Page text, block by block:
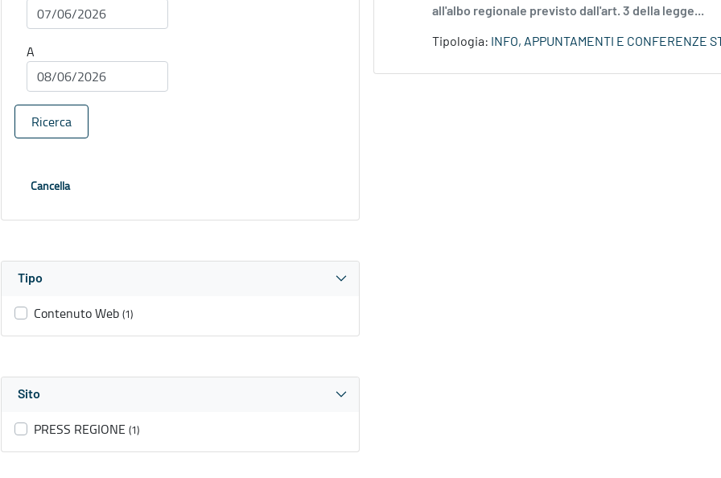
A
Ricerca
Cancella
Tipo
Contenuto Web (1)
Sito
PRESS REGIONE (1)
all'albo regionale previsto dall'art. 3 della legge...
Tipologia: INFO, APPUNTAMENTI E CONFERENZE